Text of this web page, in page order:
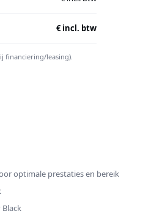
€ incl. btw
financiering/leasing).
optimale prestaties en bereik